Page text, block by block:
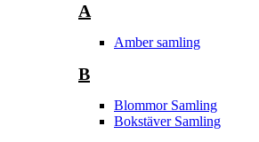
A
Amber samling
B
Blommor Samling
Bokstäver Samling